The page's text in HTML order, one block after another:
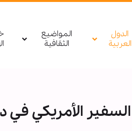
الدول
العربیة
المواضيع
الثقافية
الأمريكي في